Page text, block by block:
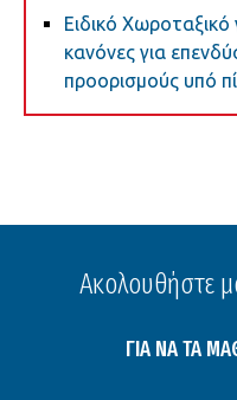
Ειδικό Χωροταξικό
κανόνες για
προορισμούς υπό
Ακολουθήστε
ΓΙΑ ΝΑ ΤΑ